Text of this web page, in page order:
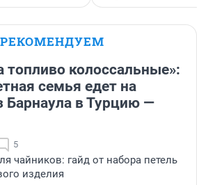
РЕКОМЕНДУЕМ
топливо колоссальные»:
семья едет на
Барнаула в Турцию —
5
чайников: гайд от набора петель
изделия